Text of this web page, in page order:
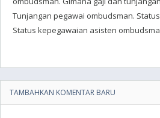
Tunjangan pegawai ombudsman.
Status kepegawaian asisten
TAMBAHKAN KOMENTAR BARU